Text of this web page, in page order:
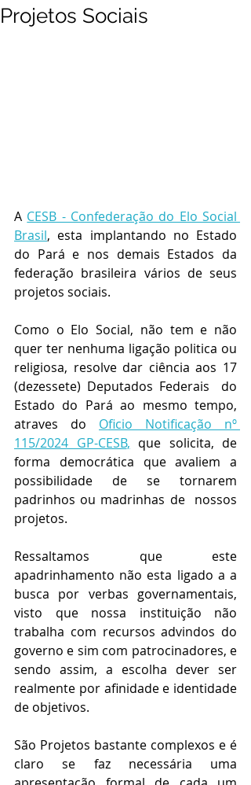
Projetos Sociais
A CESB - Confederação do Elo Social
Brasil, esta implantando no Estado
do Pará e nos demais Estados da
federação brasileira vários de seus
projetos sociais.
Como o Elo Social, não tem e não
quer ter nenhuma ligação politica ou
religiosa, resolve dar ciência aos 17
(dezessete) Deputados Federais  do
Estado do Pará ao mesmo tempo,
atraves do Oficio Notificação nº
115/2024 GP-CESB, que solicita, de
forma democrática que avaliem a
possibilidade de se tornarem
padrinhos ou madrinhas de  nossos
projetos.
Ressaltamos que este
apadrinhamento não esta ligado a a
busca por verbas governamentais,
visto que nossa instituição não
trabalha com recursos advindos do
governo e sim com patrocinadores, e
sendo assim, a escolha dever ser
realmente por afinidade e identidade
de objetivos.
São Projetos bastante complexos e é
claro se faz necessária uma